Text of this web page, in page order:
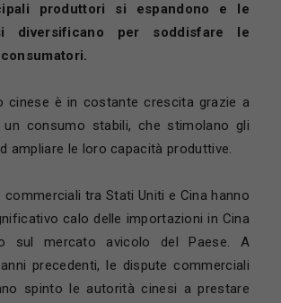
produttori si espandono e le
diversificano per soddisfare le
cinese è in costante crescita grazie a
consumo stabili, che stimolano gli
ampliare le loro capacità produttive.
commerciali tra Stati Uniti e Cina hanno
calo delle importazioni in Cina
sul mercato avicolo del Paese. A
precedenti, le dispute commerciali
spinto le autorità cinesi a prestare